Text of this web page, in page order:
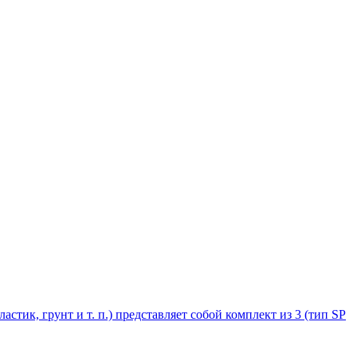
грунт и т. п.) представляет собой комплект из 3 (тип SP